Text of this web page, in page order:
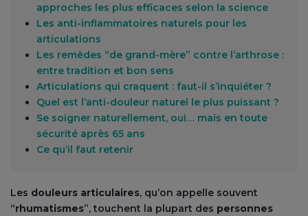
approches les plus efficaces selon la science
Les anti-inflammatoires naturels pour les
articulations
Les remèdes “de grand-mère” contre l’arthrose :
entre tradition et bon sens
Articulations qui craquent : faut-il s’inquiéter ?
Quel est l’anti-douleur naturel le plus puissant ?
Se soigner naturellement, oui… mais en toute
sécurité après 65 ans
Ce qu’il faut retenir
Les douleurs articulaires, qu’on appelle souvent
“rhumatismes”, touchent la plupart des personnes